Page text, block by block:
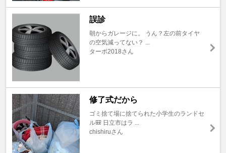
誤診
朝からガレージに。 うん？左の前タイヤ
の空気減ってない？ ...
ターボ2018さん
修了式だから
ゴミ捨て場に捨てられた小学生のランドセ
ル🎒 日立市はラ ...
chishiruさん